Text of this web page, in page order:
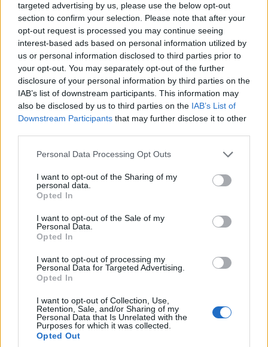
targeted advertising by us, please use the below opt-out
section to confirm your selection. Please note that after your
opt-out request is processed you may continue seeing
interest-based ads based on personal information utilized by
us or personal information disclosed to third parties prior to
your opt-out. You may separately opt-out of the further
disclosure of your personal information by third parties on the
IAB’s list of downstream participants. This information may
also be disclosed by us to third parties on the IAB’s List of
Downstream Participants that may further disclose it to other
Please note that this website/app uses one or more Google
not limited to your visit or usage behaviour. You may click to
grant or deny consent to Google and its third-party tags to
use your data for below specified purposes in below Google
consent section.
Personal Data Processing Opt Outs
I want to opt-out of the Sharing of my
personal data.
Opted In
I want to opt-out of the Sale of my
Personal Data.
Opted In
I want to opt-out of processing my
Personal Data for Targeted Advertising.
Opted In
I want to opt-out of Collection, Use,
Retention, Sale, and/or Sharing of my
Personal Data that Is Unrelated with the
Purposes for which it was collected.
Opted Out
13:35 16.10.21
Στην χτυπημένη από τον «Μπάλλο» Ιθάκη οι
Χρήστος Στυλιανίδης και Χρήστος
Τριαντόπουλος
15:2905.10.21
τους πυρόπληκτους
ρητινοκαλλιεργητές
ανακοίνωσε ο
Τριαντόπουλος
Λιτή και... σύντομη η
ορκωμοσία των νέων
ΔΙΑΦΗΜΙΣΗ